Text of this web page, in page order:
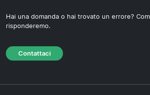
Hai una domanda o hai trovato un errore?
risponderemo.
Contattaci